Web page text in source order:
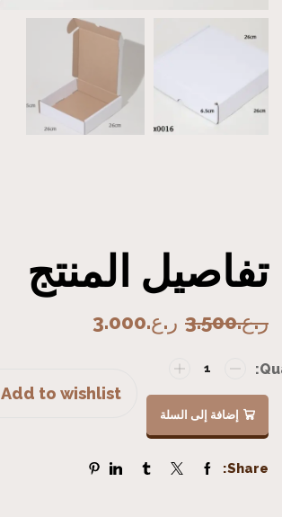
تفاصيل المنتج
ر.ع.3.500 ر.ع.3.000
إضافة إلى السلة
Add to wishlist
Share: